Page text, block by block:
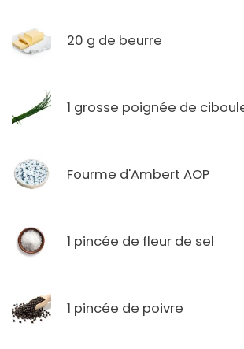
20 g de beurre
1 grosse poignée de
Fourme d'Ambert AOP
1 pincée de fleur de sel
1 pincée de poivre